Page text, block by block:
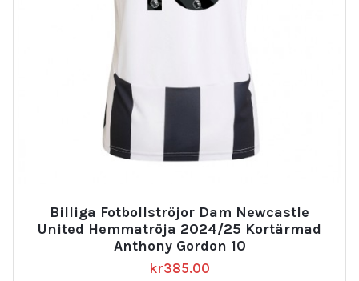
Billiga Fotbollströjor Dam Newcastle
United Hemmatröja 2024/25 Kortärmad
Anthony Gordon 10
kr385.00